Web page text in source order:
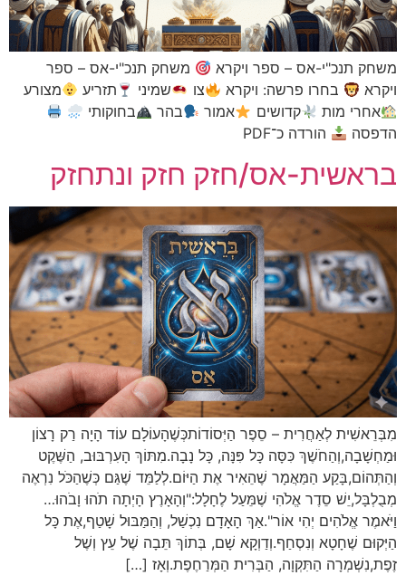
אס – ספר ויקרא
משחק תנכ"י-אס – ספר
בחרו פרשה: ויקרא
צו שמיני תזריע
מצורע
מות
קדושים אמור בהר
בחוקותי
הורדה כ־PDF
אס/חזק חזק ונתחזק
לְאַחֲרִית – סֵפֶר הַיְּסוֹדוֹתכְּשֶׁהָעוֹלָם עוֹד הָיָה רַק רָצוֹן
כִּסָּה כָּל פִּנָּה, כָּל נָבָה.מִתּוֹךְ הָעִרְבּוּב, הַשֶּׁקֶט
הַמַּאֲמָר שֶׁהֵאִיר אֶת הַיּוֹם.לְלַמֵּד שֶׁגַּם כְּשֶׁהַכֹּל נִרְאֶה
סֵדֶר אֱלֹהִי שֶׁמֵּעַל לֶחָלָל:"וְהָאָרֶץ הָיְתָה תֹהוּ וָבֹהוּ…
יְהִי אוֹר".אַךְ הָאָדָם נִכְשַׁל, וְהַמַּבּוּל שָׁטַף,אֶת כָּל
וְנִסְחַף.וְדַוְקָא שָׁם, בְּתוֹךְ תֵּבָה שֶׁל עֵץ וְשֶׁל
הַתִּקְוָה, הַבְּרִית הַמְּרַחֶפֶת.וְאָז […]